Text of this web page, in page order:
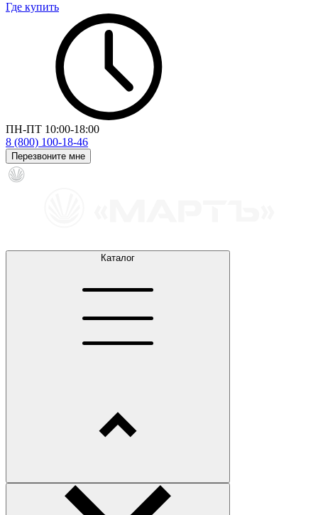
Где купить
ПН-ПТ 10:00-18:00
8 (800) 100-18-46
Перезвоните мне
Каталог